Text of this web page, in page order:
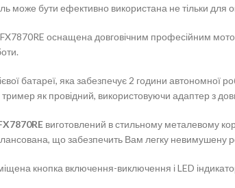
може бути ефективно використана не тільки для
оснащена довговічним професійним
батареї, яка забезпечує 2 години
тример як провідний, використовуючи адаптер з
виготовлений в стильному металевому
що забезпечить Вам легку невимушену
кнопка включення-виключення і LED